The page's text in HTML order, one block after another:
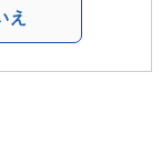
え